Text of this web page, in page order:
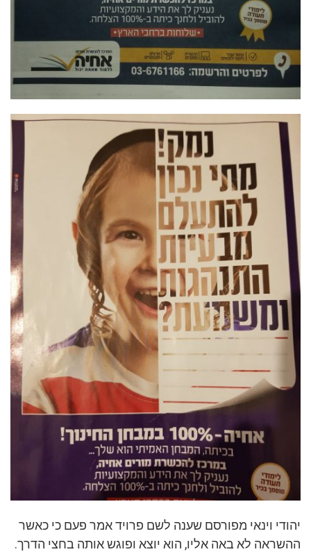
יהודי וינאי מפורסם שענה לשם פרויד אמר פעם כי כאשר
ההשראה לא באה אליו, הוא יוצא ופוגש אותה בחצי הדרך.